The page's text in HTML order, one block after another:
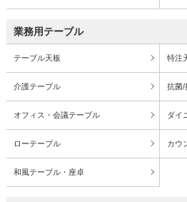
業務用テーブル
テーブル天板 特注
介護テーブル 抗菌/
オフィス・会議テーブル ダイ
ローテーブル カウ
和風テーブル・座卓